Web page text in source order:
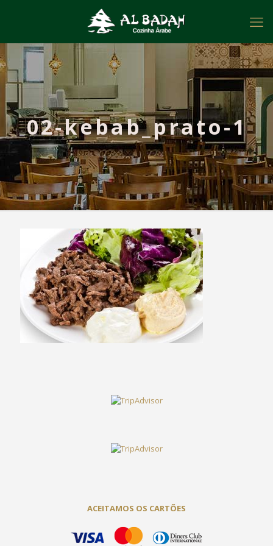
02-kebab_prato-1
ACEITAMOS OS CARTÕES